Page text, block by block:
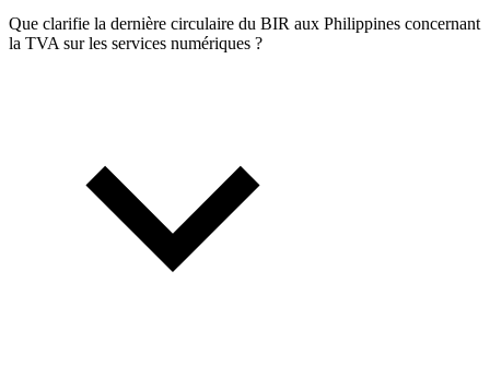
Que clarifie la dernière circulaire du BIR aux Philippines concernant
la TVA sur les services numériques ?